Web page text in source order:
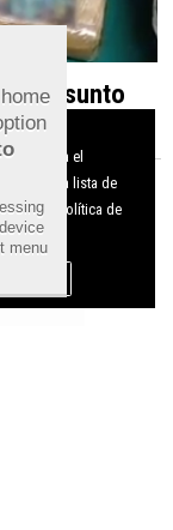
presunto
vivienda
menu
para el
la lista de
nuestra Política de